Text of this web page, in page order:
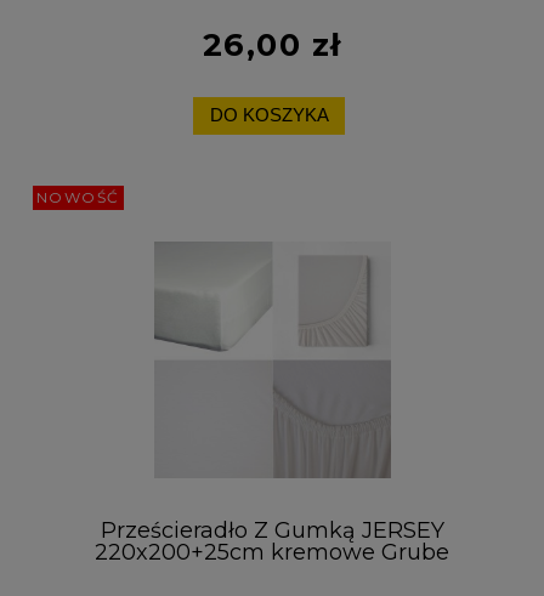
26,00 zł
DO KOSZYKA
Prześcieradło Z Gumką JERSEY
220x200+25cm kremowe Grube
NOWOŚĆ